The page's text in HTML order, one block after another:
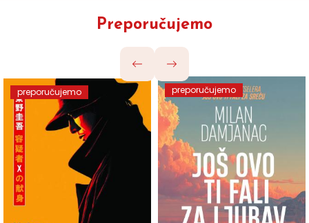
Preporučujemo
preporučujemo preporučujemo